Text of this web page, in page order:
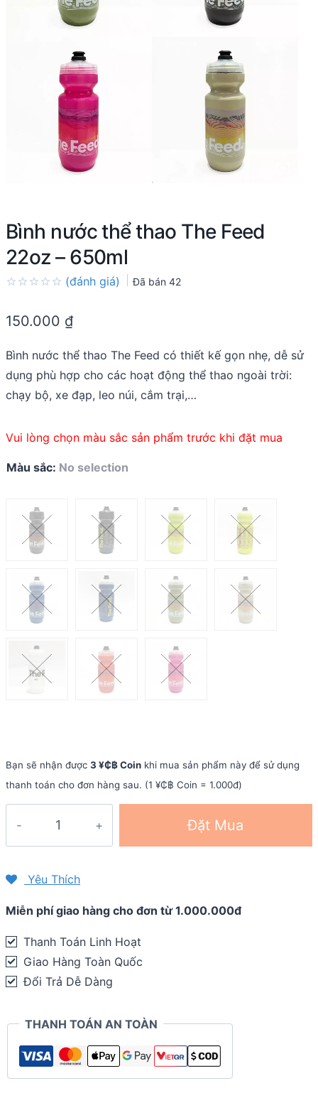
Bình nước thể thao The Feed
22oz – 650ml
out
(đánh giá) Đã bán 42
150.000 ₫
Bình nước thể thao The Feed có thiết kế gọn nhẹ, dễ sử
dụng phù hợp cho các hoạt động thể thao ngoài trời:
chạy bộ, xe đạp, leo núi, cắm trại,…
Vui lòng chọn màu sắc sản phẩm trước khi đặt mua
Màu sắc: No selection
Bạn sẽ nhận được 3 ¥₵฿ Coin khi mua sản phẩm này để sử dụng
thanh toán cho đơn hàng sau. (1 ¥₵฿ Coin = 1.000đ)
thao
Feed
22oz
-
650ml
Đặt Mua
Yêu Thích
Miễn phí giao hàng cho đơn từ 1.000.000đ
Thanh Toán Linh Hoạt
Giao Hàng Toàn Quốc
Đổi Trả Dễ Dàng
THANH TOÁN AN TOÀN